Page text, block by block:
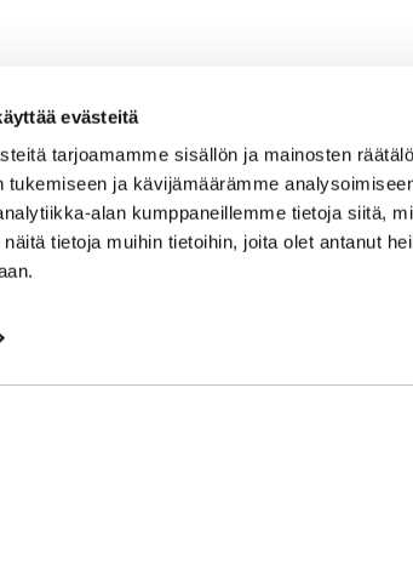
evästeitä
tarjoamamme sisällön ja mainosten
tukemiseen ja kävijämäärämme
alan kumppaneillemme tietoja siitä,
tietoja muihin tietoihin, joita olet antanut
ja